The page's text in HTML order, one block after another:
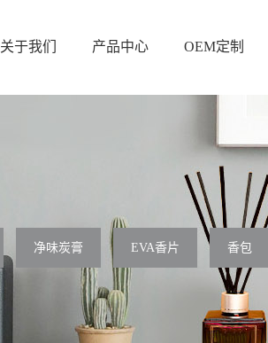
关于我们 产品中心 OEM定制
净味炭膏 EVA香片 香包